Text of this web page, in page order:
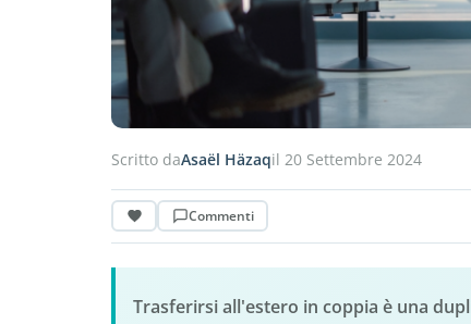
Scritto daAsaël Häzaqil 20 Settembre 2024
Commenti
Trasferirsi all'estero in coppia è una